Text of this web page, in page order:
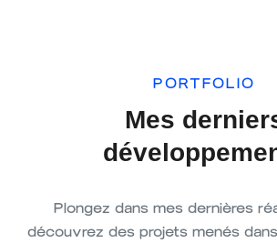
PORTFOLIO
Mes
Plongez dans mes dernières
découvrez des projets menés